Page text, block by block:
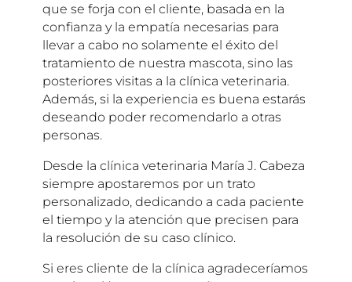
que se forja con el cliente, basada en la
confianza y la empatía necesarias para
llevar a cabo no solamente el éxito del
tratamiento de nuestra mascota, sino las
posteriores visitas a la clínica veterinaria.
Además, si la experiencia es buena estarás
deseando poder recomendarlo a otras
personas.
Desde la clínica veterinaria María J. Cabeza
siempre apostaremos por un trato
personalizado, dedicando a cada paciente
el tiempo y la atención que precisen para
la resolución de su caso clínico.
Si eres cliente de la clínica agradeceríamos